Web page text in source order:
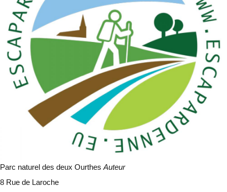
Parc naturel des deux Ourthes Auteur
8 Rue de Laroche